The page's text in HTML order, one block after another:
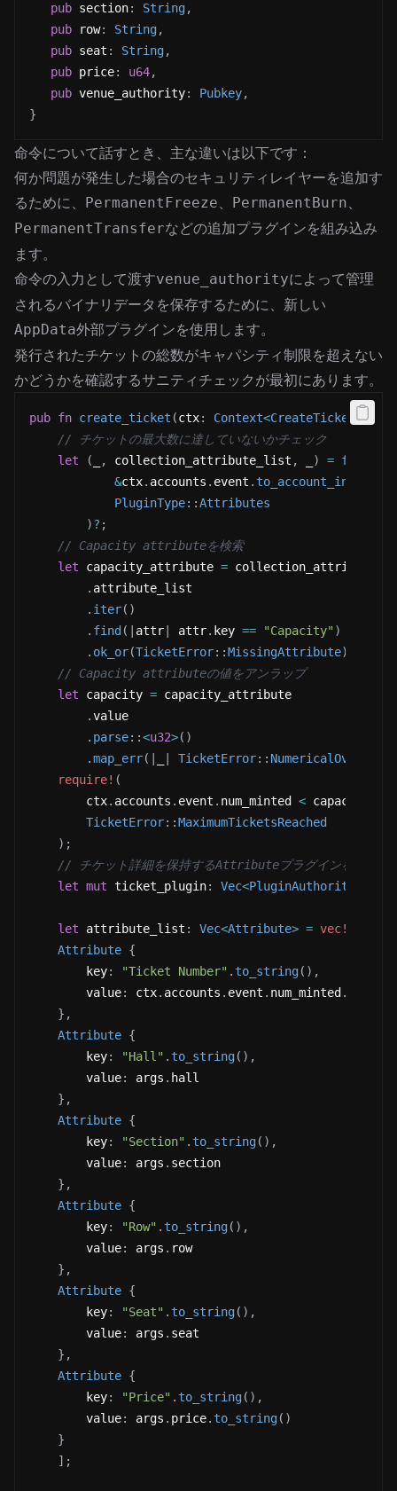
pub section: String,
pub row: String,
pub seat : String,
pub price: u64,
pub venue_authority: Pubkey,
}
命令について話すとき、主な違いは以下です：
何か問題が発生した場合のセキュリティレイヤーを追加す
るために、 PermanentFreeze、 PermanentBurn、
PermanentTransferなどの追加プラグインを組み込み
ます。
命令の入力として渡すvenue_authorityによって管理
されるバイナリデータを保存するために、新しい
AppData外部プラグインを使用します。
発行されたチケットの総数がキャパシティ制限を超えない
かどうかを確認するサニティチェックが最初にあります。
pub fn create_ticket (ctx: Context<CreateTicket >,
// チケットの最大数に達していないかチェック
let
( , collection_attribute_list , ) =
&ctx. accounts . event .to_account_info
PluginType::Attributes
)? ;
// Capacity attributeを検索
let capacity_attribute =
. attribute_list
. iter( )
. find ( attr attr. key == "Capacity" )
. ok_or(TicketError::MissingAttribute)
// Capacity attributeの値をアンラップ
let capacity = capacity_attribute
.value
. parse::<u32>( )
.map_err( TicketError:: NumericalOverflow
require! (
        ctx
. accounts . event . num_minted < capacity
TicketError::MaximumTicketsReached
) ;
// チケット詳細を保持するAttributeプラグインを追加
let mut ticket_plugin: Vec<PluginAuthorityPair
let attribute_list : Vec<Attribute> = vec!
Attribute {
        key
: "Ticket Number" .to_string( ) ,
        value
: ctx. accounts . event . num_minted .
} ,
Attribute {
        key
: "Hall" .to_string( ) ,
        value
: args . hall
} ,
Attribute {
        key
: "Section" .to_string( ) ,
        value
: args . section
} ,
Attribute {
        key
: "Row" .to_string( ) ,
        value
: args . row
} ,
Attribute {
        key
: "Seat" .to_string( ) ,
        value
: args . seat
} ,
Attribute {
        key
: "Price" .to_string( ) ,
        value
: args . price.to_string( )
}
] ;